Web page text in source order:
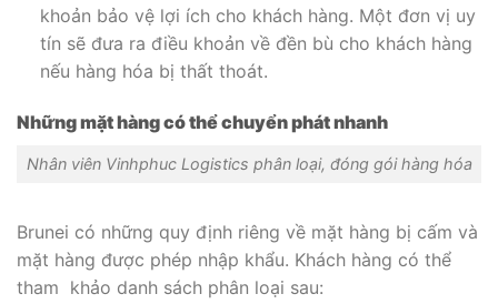
khoản bảo vệ lợi ích cho khách hàng. Một đơn vị uy
tín sẽ đưa ra điều khoản về đền bù cho khách hàng
nếu hàng hóa bị thất thoát.
Những mặt hàng có thể chuyển phát nhanh
Nhân viên Vinhphuc Logistics phân loại, đóng gói hàng hóa
Brunei có những quy định riêng về mặt hàng bị cấm và
mặt hàng được phép nhập khẩu. Khách hàng có thể
tham khảo danh sách phân loại sau: